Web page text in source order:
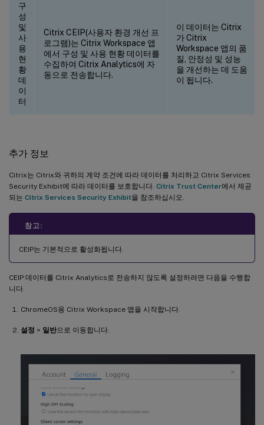
구
성
및
사
용
현
황
데
이
터
Citrix CEIP(사용자 환경 개선 프
로그램)는 Citrix Workspace 앱
에서 구성 및 사용 현황 데이터를
수집하여 Citrix Analytics에 자
동으로 전송합니다.
이 데이터는 Citrix
가 Citrix
Workspace 앱의 품
질, 안정성 및 성능
을 개선하는 데 도움
이 됩니다.
추가 정보
Citrix는 Citrix와 귀하의 계약 조건에 따라 데이터를 처리하고 Citrix Services
Security Exhibit에 따라 데이터를 보호합니다. Citrix Trust Center에서 제공
되는 Citrix Services Security Exhibit을 참조하십시오.
참고:
CEIP는 기본적으로 활성화됩니다.
CEIP 데이터를 Citrix Analytics로 전송하지 않도록 설정하려면 다음을 수행합
니다.
ChromeOS용 Citrix Workspace 앱을 시작합니다.
설정 > 일반으로 이동합니다.